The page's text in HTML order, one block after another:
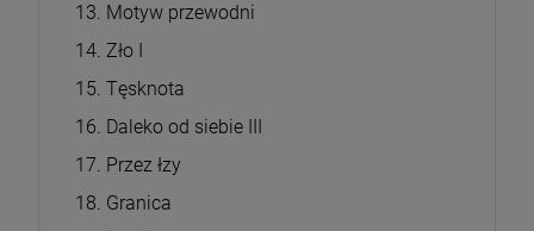
13. Motyw przewodni
14. Zło I
15. Tęsknota
16. Daleko od siebie III
17. Przez łzy
18. Granica